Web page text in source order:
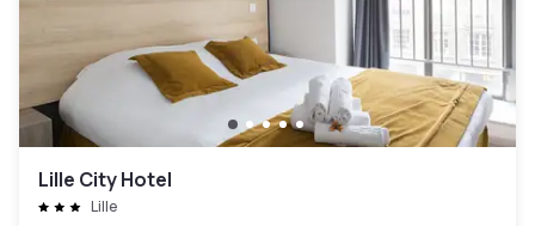
Lille City Hotel
Lille